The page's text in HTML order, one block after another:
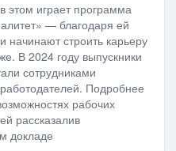
этом играет программа
— благодаря ей
строить карьеру
В 2024 году выпускники
сотрудниками
Подробнее
рабочих
рассказалив
докладе